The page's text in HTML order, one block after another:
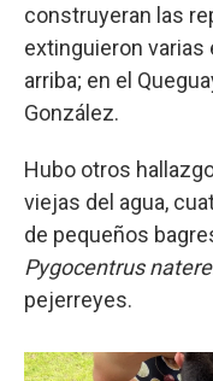
construyeran las
extinguieron
arriba; en el
González.
Hubo otros
viejas del agua,
de pequeños
Pygocentrus
pejerreyes.